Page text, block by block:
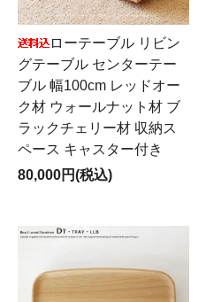
ローテーブル リビン
グテーブル センターテー
ブル 幅100cm レッドオー
ク材 ウォールナット材 ブ
ラックチェリー材 収納ス
ペース キャスター付き
80,000円(税込)